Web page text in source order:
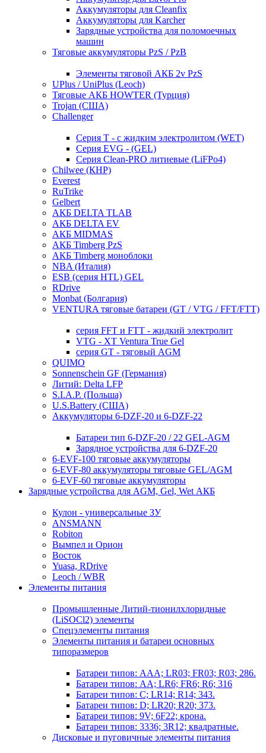
Аккумуляторы для Cleanfix
Аккумуляторы для Karcher
Зарядные устройства для поломоечных
машин
Тяговые аккумуляторы PzS / PzB
Элементы тяговой АКБ 2v PzS
UPlus / UniPlus (Leoch)
Тяговые АКБ HOWTER (Турция)
Trojan (США)
Challenger
Серия T - с жидким электролитом (WET)
Серия EVG - (GEL)
Серия Clean-PRO литиевые (LiFPo4)
Chilwee (КНР)
Everest
RuTrike
Gelbert
АКБ DELTA TLAB
АКБ DELTA EV
АКБ MIDMAS
АКБ Timberg PzS
АКБ Timberg моноблоки
NBA (Италия)
ESB (серия HTL) GEL
RDrive
Monbat (Болгария)
VENTURA тяговые батареи (GT / VTG / FFT/FTT)
серия FFT и FTT - жидкий электролит
VTG - XT Ventura True Gel
серия GT - тяговый AGM
QUIMO
Sonnenschein GF (Германия)
Литий: Delta LFP
S.I.A.P. (Польша)
U.S.Battery (США)
Аккумуляторы 6-DZF-20 и 6-DZF-22
Батареи тип 6-DZF-20 / 22 GEL-AGM
Зарядное устройства для 6-DZF-20
6-EVF-100 тяговые аккумуляторы
6-EVF-80 аккумуляторы тяговые GEL/AGM
6-EVF-60 тяговые аккумуляторы
Зарядные устройства для AGM, Gel, Wet АКБ
Кулон - универсальные ЗУ
ANSMANN
Robiton
Вымпел и Орион
Восток
Yuasa, RDrive
Leoch / WBR
Элементы питания
Промышленные Литий-тионилхлоридные
(LiSOCl2) элементы
Спецэлементы питания
Элементы питания и батареи основных
типоразмеров
Батареи типов: AAA; LR03; FR03; R03; 286.
Батареи типов: AA; LR6; FR6; R6; 316
Батареи типов: C; LR14; R14; 343.
Батареи типов: D; LR20; R20; 373.
Батареи типов: 9V; 6F22; крона.
Батареи типов: 3336; 3R12; квадратные.
Дисковые и пуговичные элементы питания